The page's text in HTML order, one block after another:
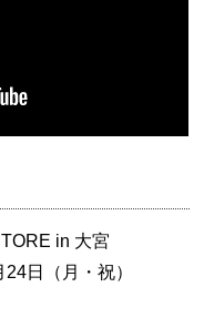
in 大宮
日（月・祝）